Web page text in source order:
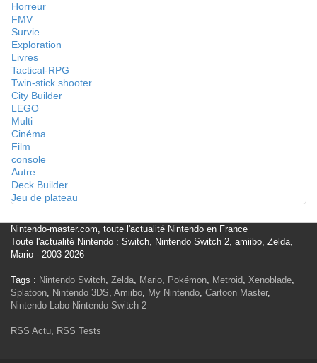
Horreur
FMV
Survie
Exploration
Livres
Tactical-RPG
Twin-stick shooter
City Builder
LEGO
Multi
Cinéma
Film
console
Autre
Deck Builder
Jeu de plateau
Nintendo-master.com, toute l'actualité Nintendo en France
Toute l'actualité Nintendo : Switch, Nintendo Switch 2, amiibo, Zelda,
Mario - 2003-2026
Tags : Nintendo Switch, Zelda, Mario, Pokémon, Metroid, Xenoblade,
Splatoon, Nintendo 3DS, Amiibo, My Nintendo, Cartoon Master,
Nintendo Labo Nintendo Switch 2
RSS Actu, RSS Tests